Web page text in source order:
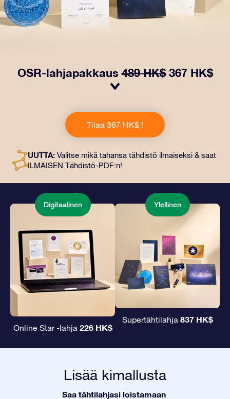
OSR-lahjapakkaus489 HK$ 367 HK$
Tämä lahja sisältää kauniin kirjekuoren ja
henkilökohtaiset ​​asiakirjat, jotka lähetetään
valitsemaasi osoitteeseen. Saat myös digitaaliset
maaginen tapa antaa ikuinen lahja ystäville ja rakkaille.
Tilaa 367 HK$ !
UUTTA: Valitse mikä tahansa tähdistö ilmaiseksi & saat
ILMAISEN Tähdistö-PDF:n!
Digitaalinen
Online Star -lahja 226 HK$
Ylellinen
Supertähtilahja 837 HK$
Lisää kimallusta
Saa tähtilahjasi loistamaan